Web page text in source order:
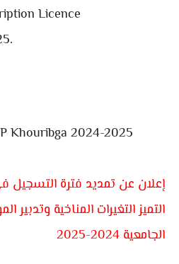
Licence
Khouribga 2024-2025
إعلان عن تمديد فترة التسجيل
التميز التغيرات المناخية وتدبير
الجامعية 2024-2025